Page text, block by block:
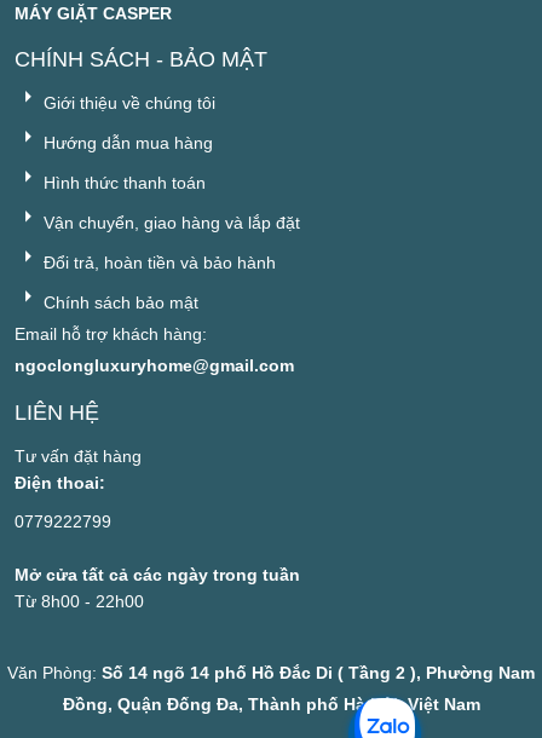
MÁY GIẶT CASPER
CHÍNH SÁCH - BẢO MẬT
Giới thiệu về chúng tôi
Hướng dẫn mua hàng
Hình thức thanh toán
Vận chuyển, giao hàng và lắp đặt
Đổi trả, hoàn tiền và bảo hành
Chính sách bảo mật
Email hỗ trợ khách hàng:
ngoclongluxuryhome@gmail.com
LIÊN HỆ
Tư vấn đặt hàng
Điện thoai:
0779222799
Mở cửa tất cả các ngày trong tuần
Từ 8h00 - 22h00
Văn Phòng: Số 14 ngõ 14 phố Hồ Đắc Di ( Tầng 2 ), Phường Nam
Đồng, Quận Đống Đa, Thành phố Hà Nội, Việt Nam